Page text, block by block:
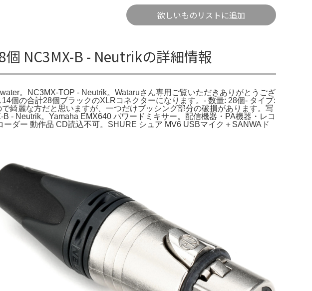
欲しいものリストに追加
NC3MX-B - Neutrikの詳細情報
。NC3MX-TOP - Neutrik。Wataruさん専用ご覧いただきありがとうござ
個の合計28個ブラックのXLRコネクターになります。- 数量: 28個- タイプ:
綺麗な方だと思いますが、一つだけブッシング部分の破損があります。写
- Neutrik。Yamaha EMX640 パワードミキサー。配信機器・PA機器・レコ
ダー 動作品 CD読込不可。SHURE シュア MV6 USBマイク＋SANWAド